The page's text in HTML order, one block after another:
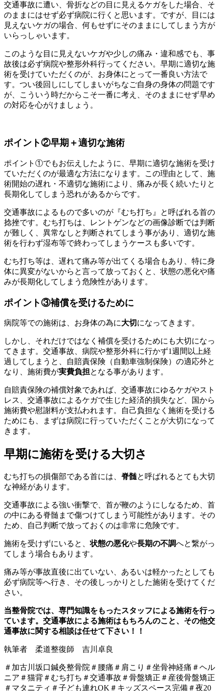
交通事故に遭い、骨折などの目に見えるケガをした場合、そ
のままにはせず必ず病院に行くと思います。ですが、目には
見えないケガの場合、何もせずにそのままにしてしまう方が
いらっしゃいます。
このような目に見えないケガや少しの痛み・違和感でも、事
故後は必ず病院や整形外科行ってください。早期に適切な施
術を受けていただくのが、お身体にとって一番良い方法で
す。つい後回しにしてしまいがちなご自身の身体の問題です
が、こういう時だからこそ一番に考え、そのままにせず早め
の対応を心がけましょう。
ポイント②早期＋適切な施術
ポイント①でもお伝えしたように、早期に適切な施術を受け
ていただくのが最適な方法になります。この理由として、施
術開始の遅れ・不適切な施術により、痛みが長く続いたりと
長期化してしまう恐れがあるからです。
交通事故によるもので多いのが『むち打ち』と呼ばれる首の
捻挫です。むち打ちは、レントゲンなどの画像診断では判断
が難しく、異常なしと判断されてしまう事があり、適切な施
術を行わず湿布等で終わってしまうケースも多いです。
むち打ち等は、遅れて痛み等が出てくる場合もあり、特に身
体に異変がないからと言って放っておくと、状態の悪化や痛
みが長期化してしまう危険性があります。
ポイント③補償を受けるために
病院等での施術は、お身体の為に大切になってきます。
しかし、それだけではなく補償を受けるためにも大切になっ
てきます。交通事故、病院や整形外科に行かず1週間以上経
過してしまうと、自賠責保険（自動車強制保険）の適応外と
なり、施術費が実費負担となる事があります。
自賠責保険の補償対象であれば、交通事故にゆるケガやスト
レス、交通事故によるケガで生じた経済的損失など、国から
施術費や慰謝料が支払われます。自己負担なく施術を受ける
ためにも、まずは病院に行っていただくことが大切になって
きます。
早期に施術を受ける大切さ
むち打ちの損傷部である首には、脊髄と呼ばれるとても大切
な神経があります。
交通事故による強い衝撃で、首が鞭のようにしなるため、首
の中にある脊髄まで傷つけてしまう可能性があります。その
ため、自己判断で放っておくのは非常に危険です。
施術を受けずにいると、状態の悪化や長期の不調へと繋がっ
てしまう場合もあります。
痛み等が事故直後に出ていない、あるいは軽かったとしても
必ず病院等へ行き、その後しっかりとした施術を受けてくだ
さい。
当整骨院では、専門知識をもったスタッフによる施術を行っ
ています。交通事故による施術はもちろんのこと、その他交
通事故に関する相談は任せて下さい！！
執筆者 柔道整復師 吉川卓良
＃加古川坂口鍼灸整骨院＃腰痛＃肩こり＃坐骨神経痛＃ヘル
ニア＃猫背＃むち打ち＃交通事故＃骨盤矯正＃産後骨盤矯正
＃マタニティ＃子ども連れOK＃キッズスペース完備＃夜20